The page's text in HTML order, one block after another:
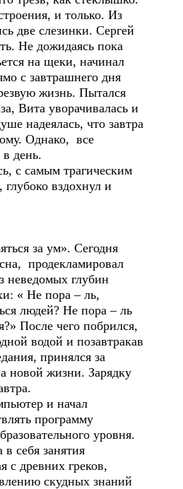
и только. Из
две слезинки. Сергей
Не дожидаясь пока
на щеки, начинал
с завтрашнего дня
жизнь. Пытался
Вита уворачивалась и
надеялась, что завтра
Однако, все
в день.
с самым трагическим
вздохнул и
за ум». Сегодня
продекламировал
неведомых глубин
« Не пора – ль,
людей? Не пора – ль
После чего побрился,
водой и позавтракав
принялся за
новой жизни. Зарядку
и начал
программу
уровня.
себя занятия
с древних греков,
скудных знаний